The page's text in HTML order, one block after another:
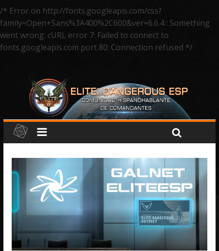
/* Error on http://fonts.googleapis.com/css?
family=Open+Sans%3A400%2C600&ver=6.6.4 : Something
went wrong: cURL error 7: Failed to connect to
fonts.googleapis.com port 80: Connection refused */